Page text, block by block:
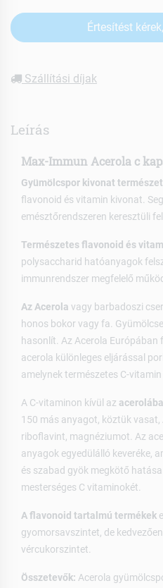
Értesítést
Szállítási díjak
Leírás
Max-Immun Acerola c
Gyümölcspor kivonat
flavonoid és vitamin kivonat.
emésztőrendszeren keresztüli
Természetes flavonoid és
polysaccharid hatóanyagok
immunrendszer megfelelő
Az Acerola vagy barbadoszi
honos bokor vagy fa.
hasonlít. Az Acerola
acerola különleges eljárással
amelynek természetes C-
A C-vitaminon kívül az
150 más anyagot, köztük vasat,
riboflavint, magnéziumot. Az
anyagok egyedülálló keveréke,
és szabad gyök megkötő
mesterséges C vitaminokét.
A flavonoid tartalmú termékek
gyomorsavszintet, de
vércukorszintet.
Összetevők: Acerola